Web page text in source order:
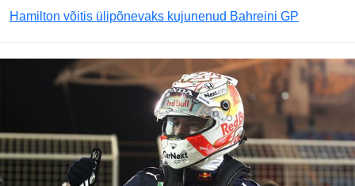
Hamilton võitis ülipõnevaks kujunenud Bahreini GP